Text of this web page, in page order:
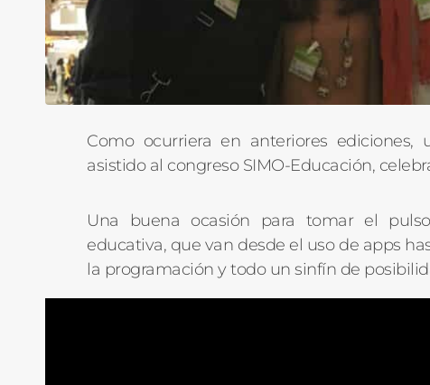
Como ocurriera en anteriores
asistido al congreso SIMO-Educación,
Una buena ocasión para tomar el
educativa, que van desde el uso de apps
la programación y todo un sinfín de